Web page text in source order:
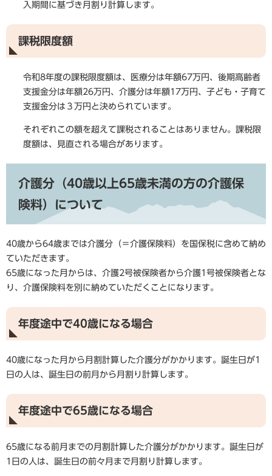
入期間に基づき月割り計算します。
課税限度額
令和8年度の課税限度額は、医療分は年額67万円、後期高齢者
支援金分は年額26万円、介護分は年額17万円、子ども・子育て
支援金分は３万円と決められています。
それぞれこの額を超えて課税されることはありません。課税限
度額は、見直される場合があります。
介護分（40歳以上65歳未満の方の介護保
険料）について
40歳から64歳までは介護分（＝介護保険料）を国保税に含めて納め
ていただきます。
65歳になった月からは、介護2号被保険者から介護1号被保険者とな
り、介護保険料を別に納めていただくことになります。
年度途中で40歳になる場合
40歳になった月から月割計算した介護分がかかります。誕生日が1
日の人は、誕生日の前月から月割り計算します。
年度途中で65歳になる場合
65歳になる前月までの月割計算した介護分がかかります。誕生日が
1日の人は、誕生日の前々月まで月割り計算します。